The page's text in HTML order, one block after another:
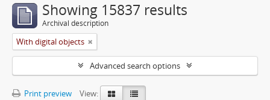
Showing 15837 results
Archival description
With digital objects
Advanced search options
Print preview
View: